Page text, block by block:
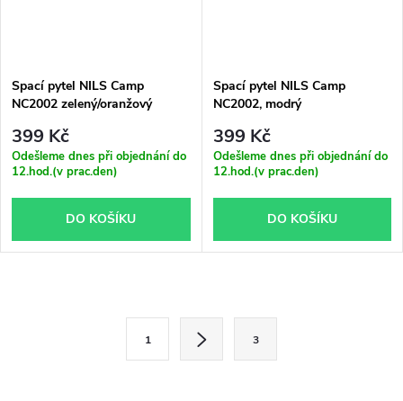
Spací pytel NILS Camp
NC2002 zelený/oranžový
399 Kč
Odešleme dnes při objednání do
12.hod.(v prac.den)
DO KOŠÍKU
Spací pytel NILS Camp
NC2002, modrý
399 Kč
Odešleme dnes při objednání do
12.hod.(v prac.den)
DO KOŠÍKU
1 3